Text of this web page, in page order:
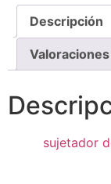
Descripción
sujetador de